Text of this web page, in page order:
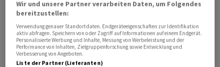
Die Ausgleichszahlungen an die ressourcenschwachen
Kantone seien um 540 Millionen Franken gestiegen.
Grösster Geberkanton bleibt Zug. Der Zentralschweizer
Kanton zahlt netto rund 529 Millionen Franken in den
Wir und unsere Partner verarbeiten Daten, um Folgendes
bereitzustellen:
Verwendung genauer Standortdaten. Endgeräteeigenschaften zur Identifikation
aktiv abfragen. Speichern von oder Zugriff auf Informationen auf einem Endgerät.
Personalisierte Werbung und Inhalte, Messung von Werbeleistung und der
Performance von Inhalten, Zielgruppenforschung sowie Entwicklung und
Verbesserung von Angeboten.
Liste der Partner (Lieferanten)